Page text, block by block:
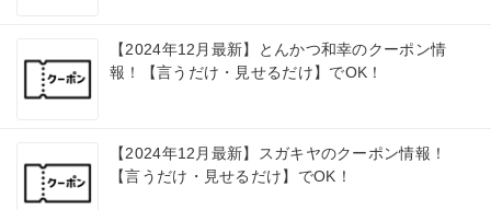
【2024年12月最新】とんかつ和幸のクーポン情
報！【言うだけ・見せるだけ】でOK！
【2024年12月最新】スガキヤのクーポン情報！
【言うだけ・見せるだけ】でOK！